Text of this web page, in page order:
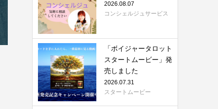
2026.08.07
コンシェルジュサービス
「ボイジャータロット
スタートムービー」発
売しました
2026.07.31
スタートムービー